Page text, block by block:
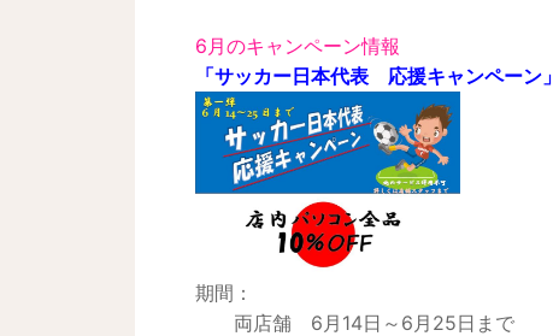
6月のキャンペーン情報
「サッカー日本代表 応援キャンペーン」
期間：
両店舗 6月14日～6月25日まで